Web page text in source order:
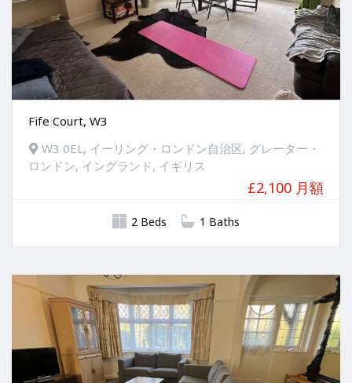
Fife Court, W3
W3 0EL, イーリング・ロンドン自治区, グレーター・
ロンドン, イングランド, イギリス
£2,100 月額
2 Beds 1 Baths